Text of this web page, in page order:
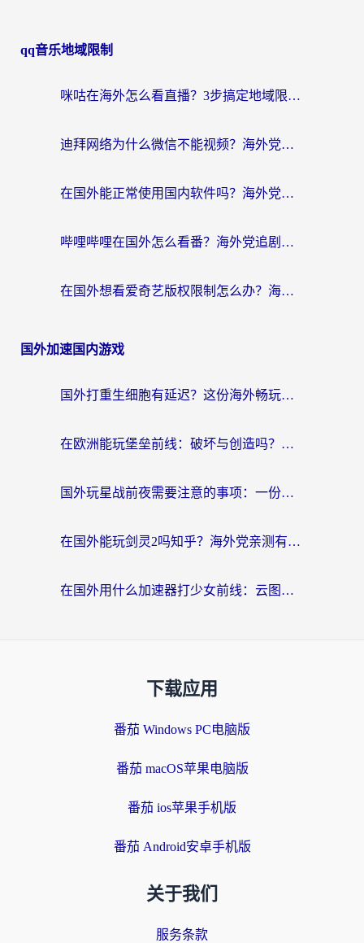
qq音乐地域限制
咪咕在海外怎么看直播？3步搞定地域限制，还能畅看腾讯视频与国内热剧
迪拜网络为什么微信不能视频？海外党必看的回国加速全攻略
在国外能正常使用国内软件吗？海外党亲测有效的无缝访问指南
哔哩哔哩在国外怎么看番？海外党追剧看片的终极解决方案
在国外想看爱奇艺版权限制怎么办？海外华人必看的追剧自由指南
国外加速国内游戏
国外打重生细胞有延迟？这份海外畅玩国服游戏加速器终极指南请收好
在欧洲能玩堡垒前线：破坏与创造吗？海外党国服游戏不卡顿的秘密
国外玩星战前夜需要注意的事项：一份来自老玩家的网络生存指南
在国外能玩剑灵2吗知乎？海外党亲测有效的国服游戏加速指南
在国外用什么加速器打少女前线：云图计划不卡？一个老玩家的掏心分享
下载应用
番茄 Windows PC电脑版
番茄 macOS苹果电脑版
番茄 ios苹果手机版
番茄 Android安卓手机版
关于我们
服务条款